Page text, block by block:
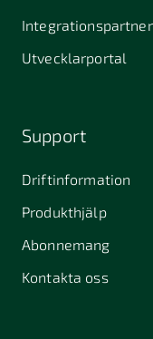
Integrationspartner
Utvecklarportal
Support
Driftinformation
Produkthjälp
Abonnemang
Kontakta oss